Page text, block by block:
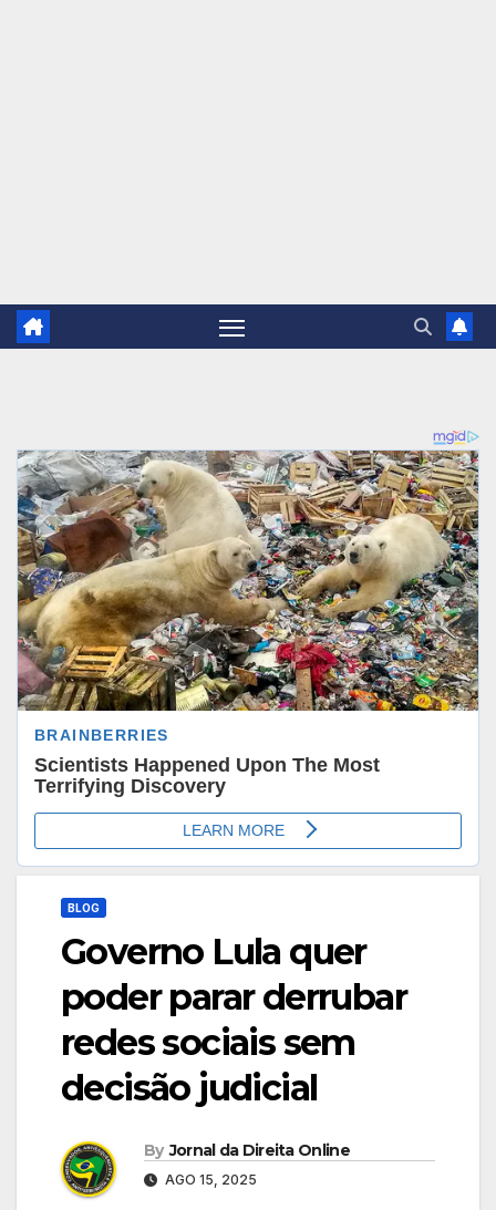
BLOG
Governo Lula quer
poder parar derrubar
redes sociais sem
decisão judicial
By Jornal da Direita Online
AGO 15, 2025